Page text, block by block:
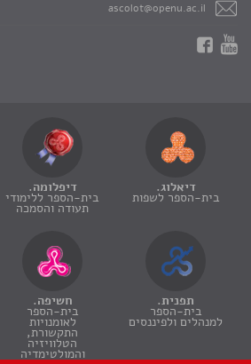
ascolot@openu.ac.il
דיאלוג.
בית-הספר לשפות
דיפלומה.
בית-הספר ללימודי
תעודה והסמכה
תפנית.
בית-הספר
למנהלים ולפיננסים
חשיפה.
בית-הספר
לאומנויות
התקשורת,
הטלוויזיה
והמולטימדיה